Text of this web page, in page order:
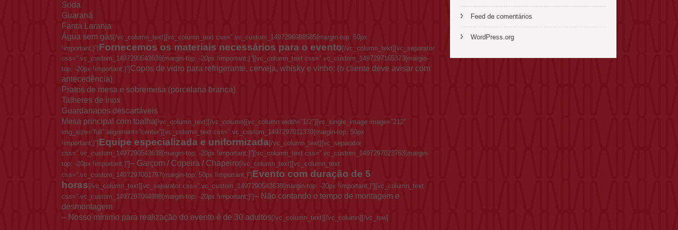
Soda
Guaraná
Fanta Laranja
Água sem gás[/vc_column_text][vc_column_text css=”.vc_custom_1497296988585{margin-top: 50px
!important;}”] Fornecemos os materiais necessários para o evento [/vc_column_text][vc_separator
css=”.vc_custom_1497290543638{margin-top: -20px !important;}”][vc_column_text css=”.vc_custom_1497297165373{margin-
top: -20px !important;}”] Copos de vidro para refrigerante, cerveja, whisky e vinho; (o cliente deve avisar com
antecedência)
Pratos de mesa e sobremesa (porcelana branca)
Talheres de inox
Guardanapos descartáveis
Mesa principal com toalha [/vc_column_text][/vc_column][vc_column width=”1/2″][vc_single_image image=”212″
img_size=”full” alignment=”center”][vc_column_text css=”.vc_custom_1497297011370{margin-top: 50px
!important;}”] Equipe especializada e uniformizada[/vc_column_text][vc_separator
css=”.vc_custom_1497290543638{margin-top: -20px !important;}”][vc_column_text css=”.vc_custom_1497297023763{margin-
top: -20px !important;}”]– Garçom / Copeira / Chapeiro [/vc_column_text][vc_column_text
css=”.vc_custom_1497297001797{margin-top: 50px !important;}”] Evento com duração de 5
horas [/vc_column_text][vc_separator css=”.vc_custom_1497290543638{margin-top: -20px !important;}”][vc_column_text
css=”.vc_custom_1497297064998{margin-top: -20px !important;}”]– Não contando o tempo de montagem e
desmontagem
– Nosso mínimo para realização do evento é de 30 adultos[/vc_column_text][/vc_column][/vc_row]
Feed de comentários
WordPress.org